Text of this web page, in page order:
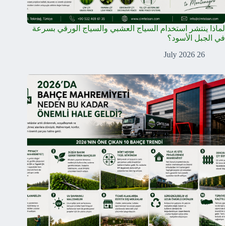
لماذا ينتشر استخدام السياج العشبي والسياج الورقي بسرعة
في الجبل الأسود؟
26 July 2026